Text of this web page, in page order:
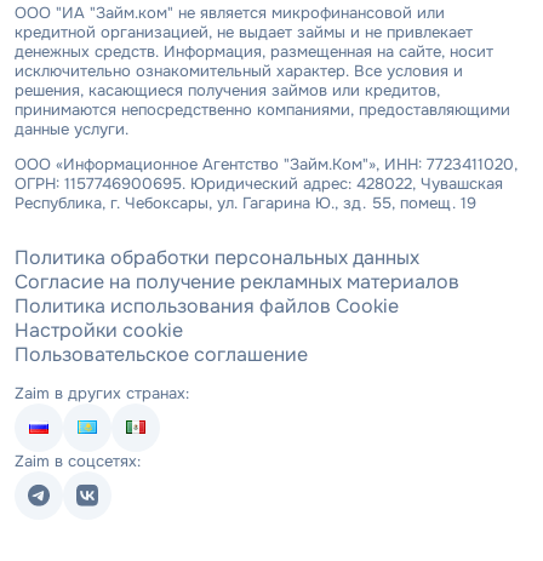
ООО "ИА "Займ.ком" не является микрофинансовой или
кредитной организацией, не выдает займы и не привлекает
денежных средств. Информация, размещенная на сайте, носит
исключительно ознакомительный характер. Все условия и
решения, касающиеся получения займов или кредитов,
принимаются непосредственно компаниями, предоставляющими
данные услуги.
ООО «Информационное Агентство "Займ.Ком"», ИНН: 7723411020,
ОГРН: 1157746900695. Юридический адрес: 428022, Чувашская
Республика, г. Чебоксары, ул. Гагарина Ю., зд. 55, помещ. 19
Политика обработки персональных данных
Согласие на получение рекламных материалов
Политика использования файлов Cookie
Настройки cookie
Пользовательское соглашение
Zaim в других странах:
Zaim в соцсетях: